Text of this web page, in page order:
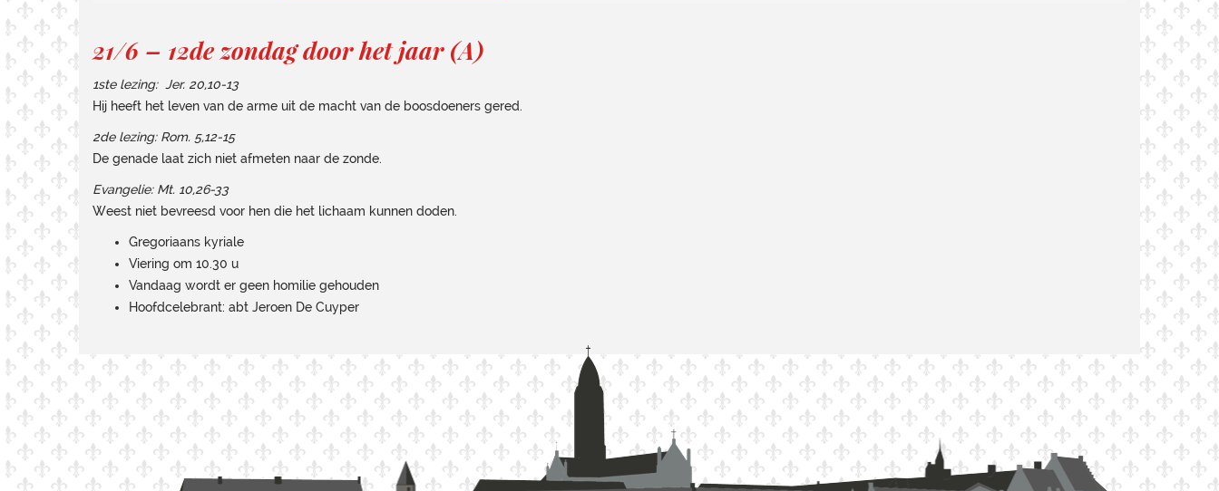
21/6 – 12de zondag door het jaar (A)
1ste lezing: Jer. 20,10-13
Hij heeft het leven van de arme uit de macht van de boosdoeners gered.
2de lezing: Rom. 5,12-15
De genade laat zich niet afmeten naar de zonde.
Evangelie: Mt. 10,26-33
Weest niet bevreesd voor hen die het lichaam kunnen doden.
Gregoriaans kyriale
Viering om 10.30 u
Vandaag wordt er geen homilie gehouden
Hoofdcelebrant: abt Jeroen De Cuyper